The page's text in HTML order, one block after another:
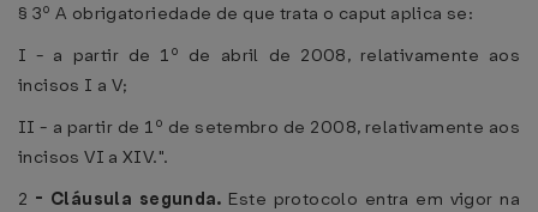
§ 3º A obrigatoriedade de que trata o caput aplica se:
I - a partir de 1º de abril de 2008, relativamente aos
incisos I a V;
II - a partir de 1º de setembro de 2008, relativamente aos
incisos VI a XIV.".
2 - Cláusula segunda. Este protocolo entra em vigor na